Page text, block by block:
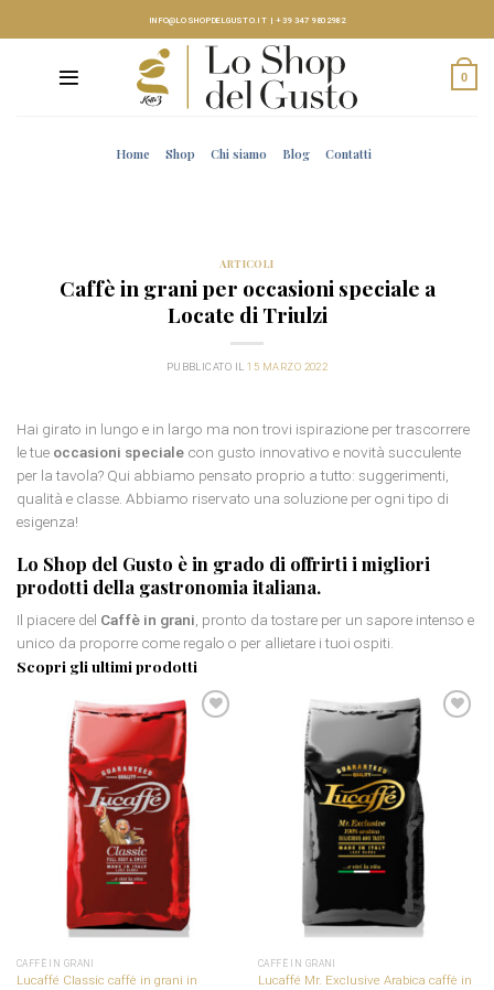
INFO@LOSHOPDELGUSTO.IT |+39 347 9802982
0
Home Shop Chi siamo Blog Contatti
ARTICOLI
Caffè in grani per occasioni speciale a
Locate di Triulzi
PUBBLICATO IL15 MARZO 2022
Hai girato in lungo e in largo ma non trovi ispirazione per trascorrere
le tue occasioni speciale con gusto innovativo e novità succulente
per la tavola? Qui abbiamo pensato proprio a tutto: suggerimenti,
qualità e classe. Abbiamo riservato una soluzione per ogni tipo di
esigenza!
Lo Shop del Gusto è in grado di offrirti i migliori
prodotti della gastronomia italiana.
Il piacere del Caffè in grani , pronto da tostare per un sapore intenso e
unico da proporre come regalo o per allietare i tuoi ospiti.
Scopri gli ultimi prodotti
desideri
CAFFÈ IN GRANI
Lucaffé Classic caffè in grani in
CAFFÈ IN GRANI
Lucaffé Mr. Exclusive Arabica caffè in